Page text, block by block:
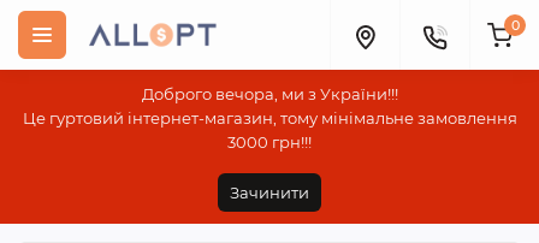
Доброго вечора, ми з України!!!
Це гуртовий інтернет-магазин, тому мінімальне замовлення
3000 грн!!!
Зачинити
0